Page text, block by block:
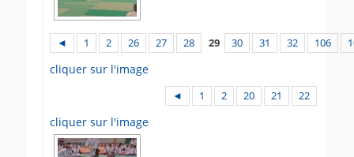
◄ 1 2 26 27 28 29 30 31 32 106
cliquer sur l'image
◄ 1 2 20 21 22
cliquer sur l'image